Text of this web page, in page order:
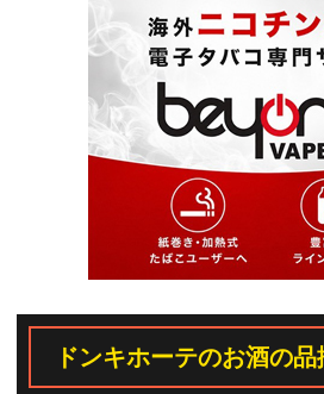
ドンキホーテのお酒の